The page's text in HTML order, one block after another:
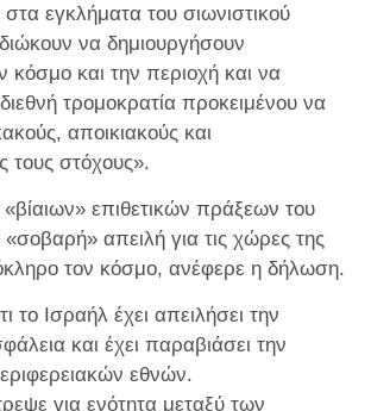
εγκλήματα του σιωνιστικού
να δημιουργήσουν
κόσμο και την περιοχή και να
τρομοκρατία προκειμένου να
αποικιακούς και
τους στόχους».
επιθετικών πράξεων του
απειλή για τις χώρες της
τον κόσμο, ανέφερε η δήλωση.
το Ισραήλ έχει απειλήσει την
και έχει παραβιάσει την
εθνών.
για ενότητα μεταξύ των